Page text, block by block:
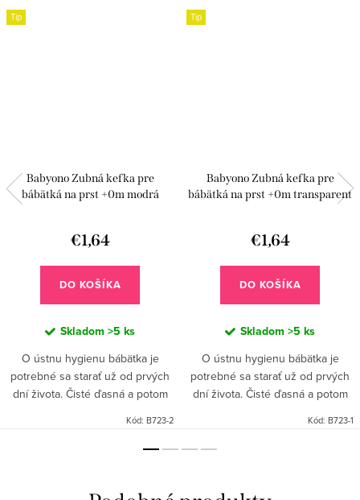
Tip
Babyono Zubná kefka pre
bábätká na prst +0m modrá
€1,64
DO KOŠÍKA
Skladom >5 ks
O ústnu hygienu bábätka je
potrebné sa starať už od prvých
dní života. Čisté ďasná a potom
Najlepším riešením a...
Kód: B723-2
Tip
Babyono Zubná kefka pre
bábätká na prst +0m transparent
€1,64
DO KOŠÍKA
Skladom >5 ks
O ústnu hygienu bábätka je
potrebné sa starať už od prvých
dní života. Čisté ďasná a potom
Najlepším riešením a...
Kód: B723-1